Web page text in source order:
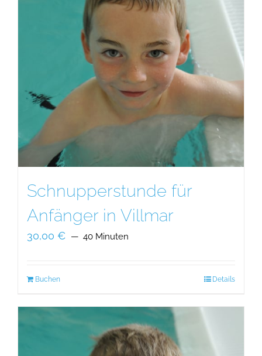
Schnupperstunde für
Anfänger in Villmar
30,00 € 40 Minuten
Buchen Details